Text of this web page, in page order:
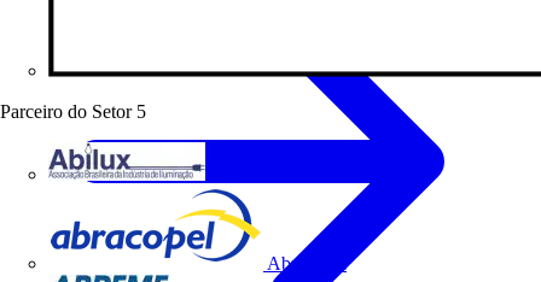
Parceiro do Setor 5
Abracopel